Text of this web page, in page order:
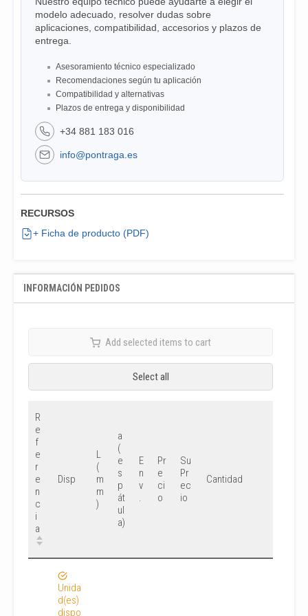
modelo adecuado, resolver dudas sobre
aplicaciones, compatibilidad, accesorios y plazos de
entrega.
Asesoramiento técnico especializado
Recomendaciones según tu aplicación
Compatibilidad y alternativas
Plazos de entrega y disponibilidad
+34 881 183 016
info@pontraga.es
RECURSOS
+ Ficha de producto (PDF)
INFORMACIÓN PEDIDOS
Add selected items to cart
Select all
R
e
f
e
r
e
n
c
i
a
Disp
L
(
m
m
)
a
(
e
s
p
át
ul
a)
E
n
v
.
Pr
e
ci
o
Su
Pr
ec
io
Cantidad
Unida
d(es)
dispo